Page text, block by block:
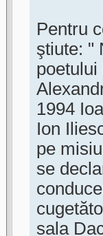
Pentru
ştiute: "
poetului
1994
Ion
pe
se
sala